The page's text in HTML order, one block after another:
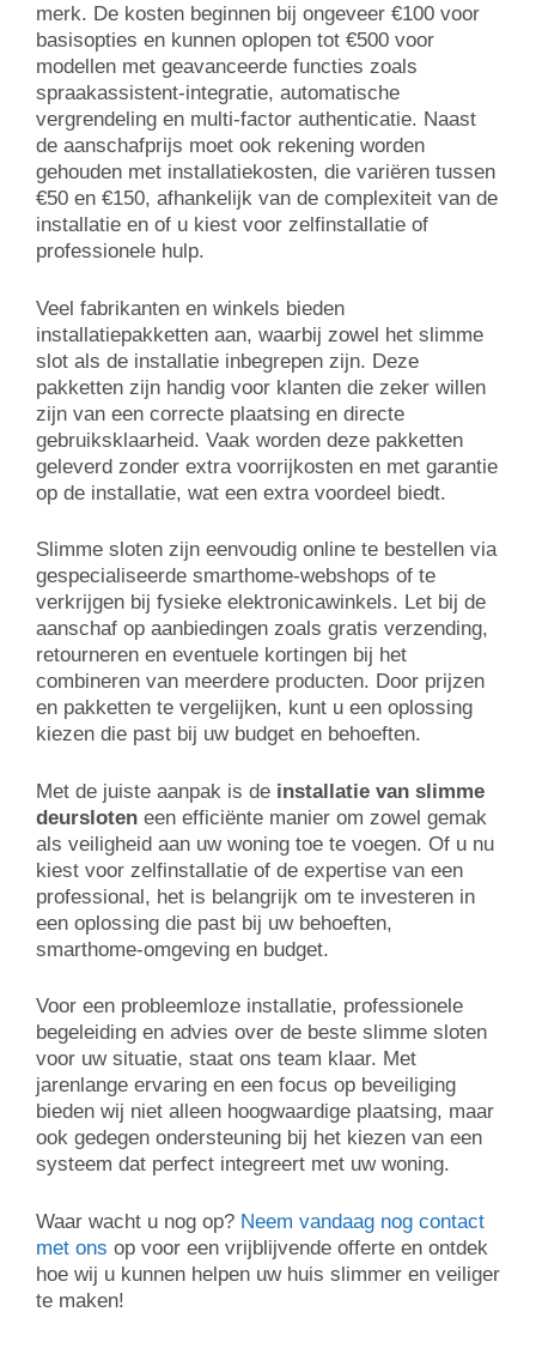
merk. De kosten beginnen bij ongeveer €100 voor
basisopties en kunnen oplopen tot €500 voor
modellen met geavanceerde functies zoals
spraakassistent-integratie, automatische
vergrendeling en multi-factor authenticatie. Naast
de aanschafprijs moet ook rekening worden
gehouden met installatiekosten, die variëren tussen
€50 en €150, afhankelijk van de complexiteit van de
installatie en of u kiest voor zelfinstallatie of
professionele hulp.
Veel fabrikanten en winkels bieden
installatiepakketten aan, waarbij zowel het slimme
slot als de installatie inbegrepen zijn. Deze
pakketten zijn handig voor klanten die zeker willen
zijn van een correcte plaatsing en directe
gebruiksklaarheid. Vaak worden deze pakketten
geleverd zonder extra voorrijkosten en met garantie
op de installatie, wat een extra voordeel biedt.
Slimme sloten zijn eenvoudig online te bestellen via
gespecialiseerde smarthome-webshops of te
verkrijgen bij fysieke elektronicawinkels. Let bij de
aanschaf op aanbiedingen zoals gratis verzending,
retourneren en eventuele kortingen bij het
combineren van meerdere producten. Door prijzen
en pakketten te vergelijken, kunt u een oplossing
kiezen die past bij uw budget en behoeften.
Met de juiste aanpak is de installatie van slimme
deursloten een efficiënte manier om zowel gemak
als veiligheid aan uw woning toe te voegen. Of u nu
kiest voor zelfinstallatie of de expertise van een
professional, het is belangrijk om te investeren in
een oplossing die past bij uw behoeften,
smarthome-omgeving en budget.
Voor een probleemloze installatie, professionele
begeleiding en advies over de beste slimme sloten
voor uw situatie, staat ons team klaar. Met
jarenlange ervaring en een focus op beveiliging
bieden wij niet alleen hoogwaardige plaatsing, maar
ook gedegen ondersteuning bij het kiezen van een
systeem dat perfect integreert met uw woning.
Waar wacht u nog op? Neem vandaag nog contact
met ons op voor een vrijblijvende offerte en ontdek
hoe wij u kunnen helpen uw huis slimmer en veiliger
te maken!